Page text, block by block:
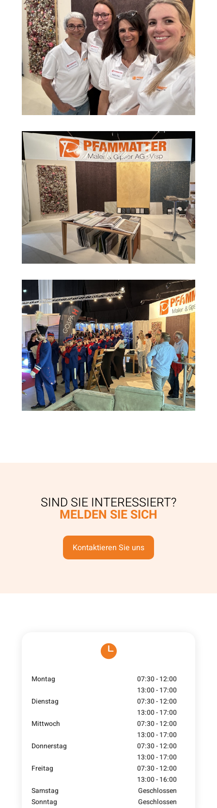
SIND SIE INTERESSIERT?
MELDEN SIE SICH
Kontaktieren Sie uns

Montag
07:30 - 12:00
13:00 - 17:00
Dienstag
07:30 - 12:00
13:00 - 17:00
Mittwoch
07:30 - 12:00
13:00 - 17:00
Donnerstag
07:30 - 12:00
13:00 - 17:00
Freitag
07:30 - 12:00
13:00 - 16:00
Samstag
Geschlossen
Sonntag
Geschlossen